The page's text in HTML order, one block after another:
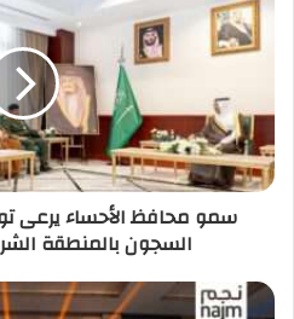
سمو محافظ الأحساء يرعى
السجون بالمنطقة